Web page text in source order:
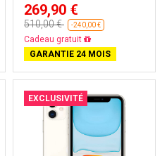
269,90 €
510,00 € -240,00 €
Cadeau gratuit
GARANTIE 24 MOIS
EXCLUSIVITÉ